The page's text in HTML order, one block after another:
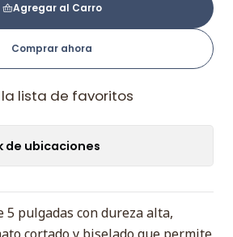
Agregar al Carro
Comprar ahora
lista de favoritos
de ubicaciones
5 pulgadas con dureza alta,